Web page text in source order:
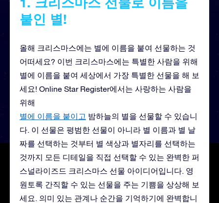
붙인 별!
올해 크리스마스에는 별에 이름을 붙여 선물하는 것
어떠세요? 이번 크리스마스에는 특별한 사람을 위해
별에 이름을 붙여 세상에서 가장 특별한 선물을 해 보
세요! Online Star Register에서는 사랑하는 사람을
위해
별에 이름을 붙이고 밤하늘의 별을 선물할 수 있습니
다. 이 선물은 평범한 선물이 아니라 별 이름과 별 날
짜를 선택하는 것부터 별 색상과 별자리를 선택하는
것까지 모든 디테일을 직접 선택할 수 있는 완벽한 퍼
스널라이즈드 크리스마스 선물 아이디어입니다. 영
원토록 간직할 수 있는 선물을 주는 기쁨을 상상해 보
세요. 의미 있는 관계나 순간을 기억하기에 완벽합니